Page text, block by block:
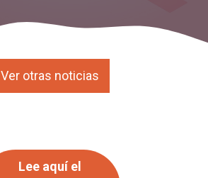
Ver otras noticias
Lee aquí el